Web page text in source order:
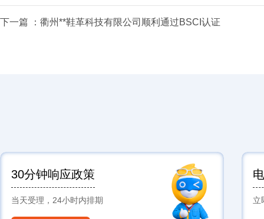
下一篇 ： 衢州**鞋革科技有限公司顺利通过BSCI认证
30分钟响应政策
当天受理，24小时内排期 立